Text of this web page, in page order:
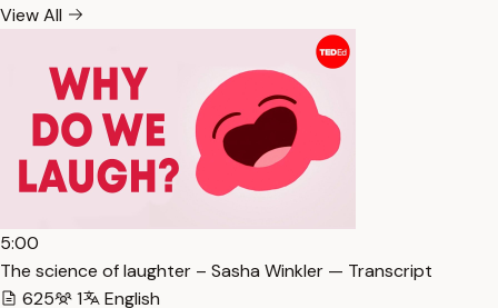
View All
5:00
The science of laughter – Sasha Winkler — Transcript
625
1 English